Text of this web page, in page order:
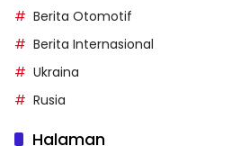
Berita Otomotif
Berita Internasional
Ukraina
Rusia
Halaman